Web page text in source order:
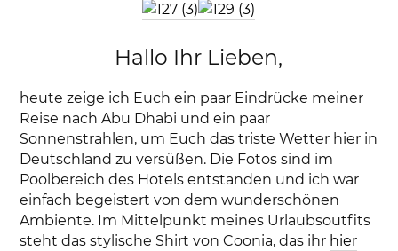
Hallo Ihr Lieben,
heute zeige ich Euch ein paar Eindrücke meiner
Reise nach Abu Dhabi und ein paar
Sonnenstrahlen, um Euch das triste Wetter hier in
Deutschland zu versüßen. Die Fotos sind im
Poolbereich des Hotels entstanden und ich war
einfach begeistert von dem wunderschönen
Ambiente. Im Mittelpunkt meines Urlaubsoutfits
steht das stylische Shirt von Coonia, das ihr hier